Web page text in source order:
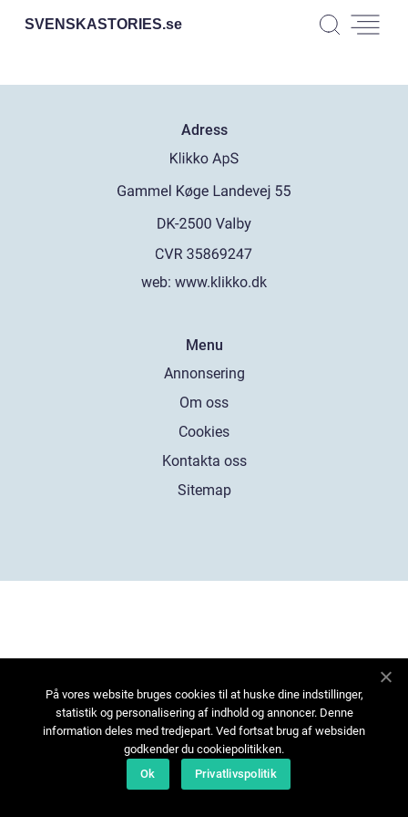
SVENSKASTORIES.se
Adress
web: www.klikko.dk
Menu
Annonsering
Om oss
Cookies
Kontakta oss
Sitemap
På vores website bruges cookies til at huske dine indstillinger,
statistik og personalisering af indhold og annoncer. Denne
information deles med tredjepart. Ved fortsat brug af websiden
godkender du cookiepolitikken.
Ok
Privatlivspolitik